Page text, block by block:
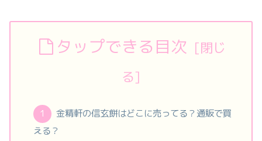
タップできる目次
金精軒の信玄餅はどこに売ってる？通販で買
える？